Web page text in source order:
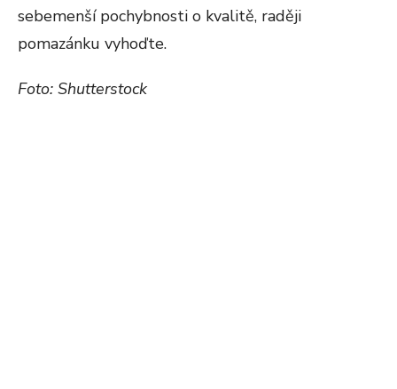
sebemenší pochybnosti o kvalitě, raději
pomazánku vyhoďte.
Foto: Shutterstock